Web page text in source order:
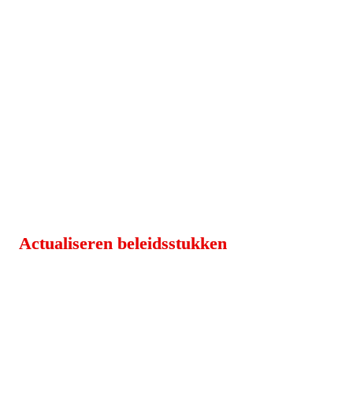
Actualiseren beleidsstukken